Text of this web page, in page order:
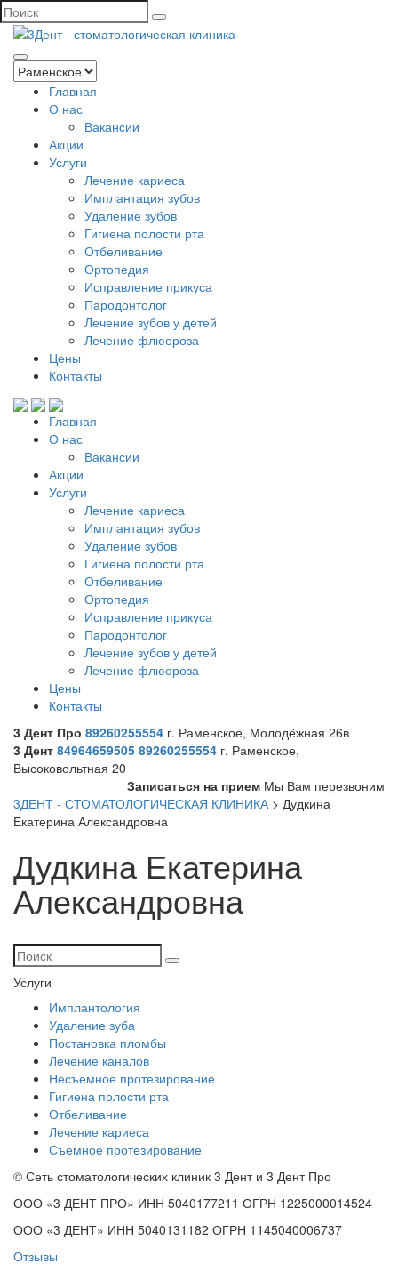
Главная
О нас
Вакансии
Акции
Услуги
Лечение кариеса
Имплантация зубов
Удаление зубов
Гигиена полости рта
Отбеливание
Ортопедия
Исправление прикуса
Пародонтолог
Лечение зубов у детей
Лечение флюороза
Цены
Контакты
Главная
О нас
Вакансии
Акции
Услуги
Лечение кариеса
Имплантация зубов
Удаление зубов
Гигиена полости рта
Отбеливание
Ортопедия
Исправление прикуса
Пародонтолог
Лечение зубов у детей
Лечение флюороза
Цены
Контакты
3 Дент Про 89260255554 г. Раменское, Молодёжная 26в
3 Дент 84964659505 89260255554 г. Раменское,
Высоковольтная 20
Записаться на прием Мы Вам перезвоним
3ДЕНТ - СТОМАТОЛОГИЧЕСКАЯ КЛИНИКА > Дудкина
Екатерина Александровна
Дудкина Екатерина
Александровна
Услуги
Имплантология
Удаление зуба
Постановка пломбы
Лечение каналов
Несъемное протезирование
Гигиена полости рта
Отбеливание
Лечение кариеса
Съемное протезирование
© Сеть стоматологических клиник 3 Дент и 3 Дент Про
ООО «3 ДЕНТ ПРО» ИНН 5040177211 ОГРН 1225000014524
ООО «3 ДЕНТ» ИНН 5040131182 ОГРН 1145040006737
Отзывы